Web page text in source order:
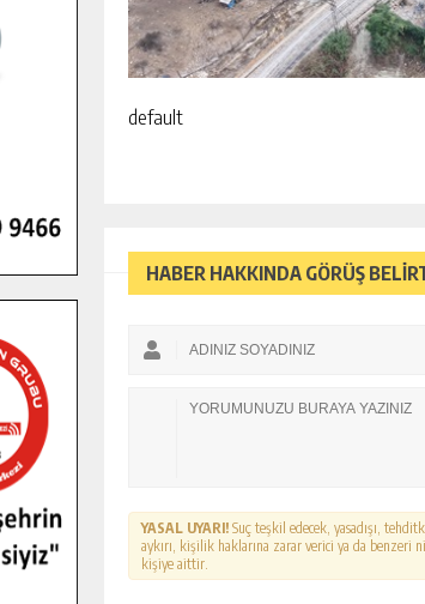
default
HABER HAKKINDA GÖRÜŞ
YASAL UYARI! Suç teşkil edecek, yasadışı,
aykırı, kişilik haklarına zarar verici ya da
kişiye aittir.